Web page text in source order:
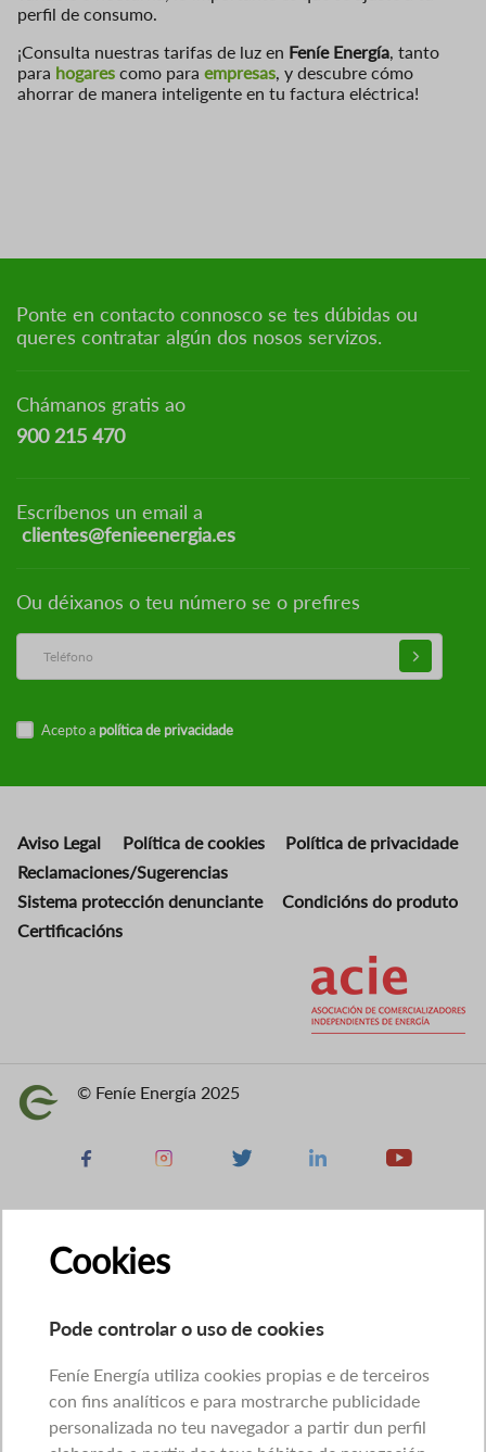
perfil de consumo.
¡Consulta nuestras tarifas de luz en Feníe Energía, tanto
para hogares como para empresas, y descubre cómo
ahorrar de manera inteligente en tu factura eléctrica!
Ponte en contacto connosco se tes dúbidas ou
queres contratar algún dos nosos servizos.
Chámanos gratis ao
900 215 470
Escríbenos un email a
clientes@fenieenergia.es
Ou déixanos o teu número se o prefires
Acepto a política de privacidade
Aviso Legal Política de cookies
Política de privacidade
Reclamaciones/Sugerencias
Sistema protección denunciante
Condicións do produto
Certificacións
Imaxe © Feníe Energía 2025
Facebook Instagram X Linkedin Youtube
Cookies
Pode controlar o uso de cookies
Feníe Energía utiliza cookies propias e de terceiros
con fins analíticos e para mostrarche publicidade
personalizada no teu navegador a partir dun perfil